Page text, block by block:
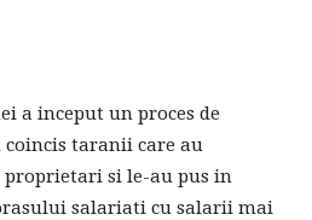
a inceput un proces de
coincis taranii care au
si le-au pus in
salariati cu salarii mai